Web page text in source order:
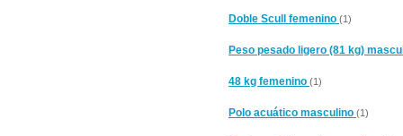
Doble Scull femenino (1)
Peso pesado ligero (81 kg)
48 kg femenino (1)
Polo acuático masculino (1)